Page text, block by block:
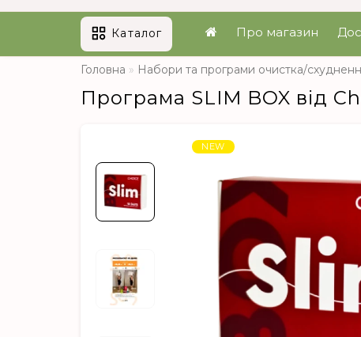
Каталог Про магазин
Головна Набори та програми очистка/
Програма SLIM BOX від
NEW